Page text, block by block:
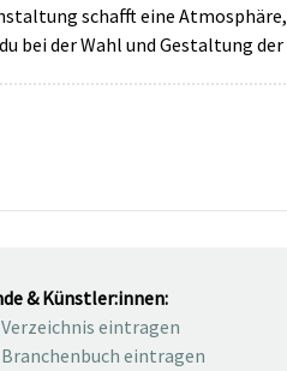
schafft eine
bei der Wahl und Gestaltung
& Künstler:innen:
eintragen
eintragen